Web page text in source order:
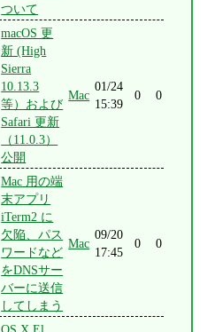
ついて
macOS 更
新 (High
Sierra
10.13.3
等）および
Safari 更新
（11.0.3）
公開
Mac
01/24
15:39
0 0
Mac 用の端
末アプリ
iTerm2 に
欠陥、パス
ワードなど
をDNSサー
バーに送信
してしまう
Mac
09/20
17:45
0 0